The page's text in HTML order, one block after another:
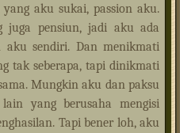
aku sukai, passion aku.
juga pensiun, jadi aku ada
aku sendiri. Dan menikmati
tak seberapa, tapi dinikmati
Mungkin aku dan paksu
yang berusaha mengisi
Tapi bener loh, aku